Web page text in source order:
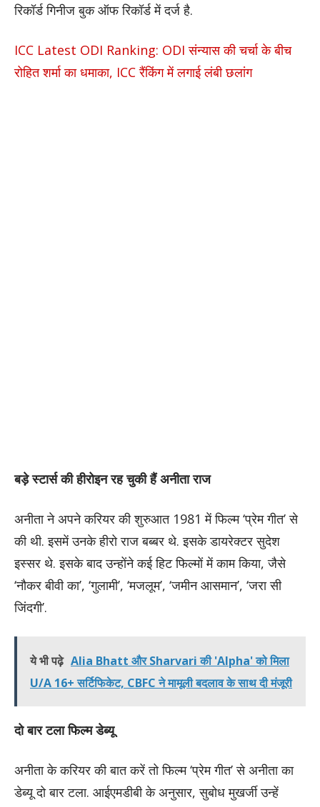
रिकॉर्ड गिनीज बुक ऑफ रिकॉर्ड में दर्ज है.
ICC Latest ODI Ranking: ODI संन्यास की चर्चा के बीच
रोहित शर्मा का धमाका, ICC रैंकिंग में लगाई लंबी छलांग
बड़े स्टार्स की हीरोइन रह चुकी हैं अनीता राज
अनीता ने अपने करियर की शुरुआत 1981 में फिल्म ‘प्रेम गीत’ से
की थी. इसमें उनके हीरो राज बब्बर थे. इसके डायरेक्टर सुदेश
इस्सर थे. इसके बाद उन्होंने कई हिट फिल्मों में काम किया, जैसे
‘नौकर बीवी का’, ‘गुलामी’, ‘मजलूम’, ‘जमीन आसमान’, ‘जरा सी
जिंदगी’.
ये भी पढ़े Alia Bhatt और Sharvari की 'Alpha' को मिला
U/A 16+ सर्टिफिकेट, CBFC ने मामूली बदलाव के साथ दी मंजूरी
दो बार टला फिल्म डेब्यू
अनीता के करियर की बात करें तो फिल्म ‘प्रेम गीत’ से अनीता का
डेब्यू दो बार टला. आईएमडीबी के अनुसार, सुबोध मुखर्जी उन्हें